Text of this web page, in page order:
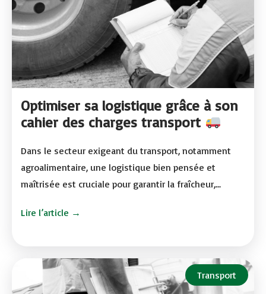
Optimiser sa logistique grâce à son
cahier des charges transport
Dans le secteur exigeant du transport, notamment
agroalimentaire, une logistique bien pensée et
maîtrisée est cruciale pour garantir la fraîcheur,...
Lire l’article →
Transport